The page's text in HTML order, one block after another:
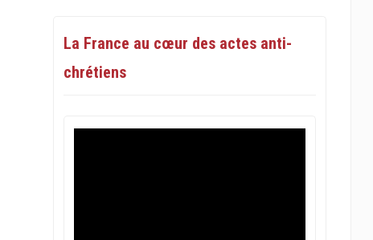
La France au cœur des actes anti-
chrétiens